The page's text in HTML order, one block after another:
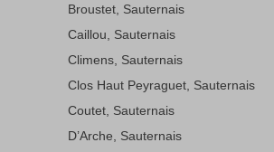
Broustet, Sauternais
Caillou, Sauternais
Climens, Sauternais
Clos Haut Peyraguet, Sauternais
Coutet, Sauternais
D’Arche, Sauternais